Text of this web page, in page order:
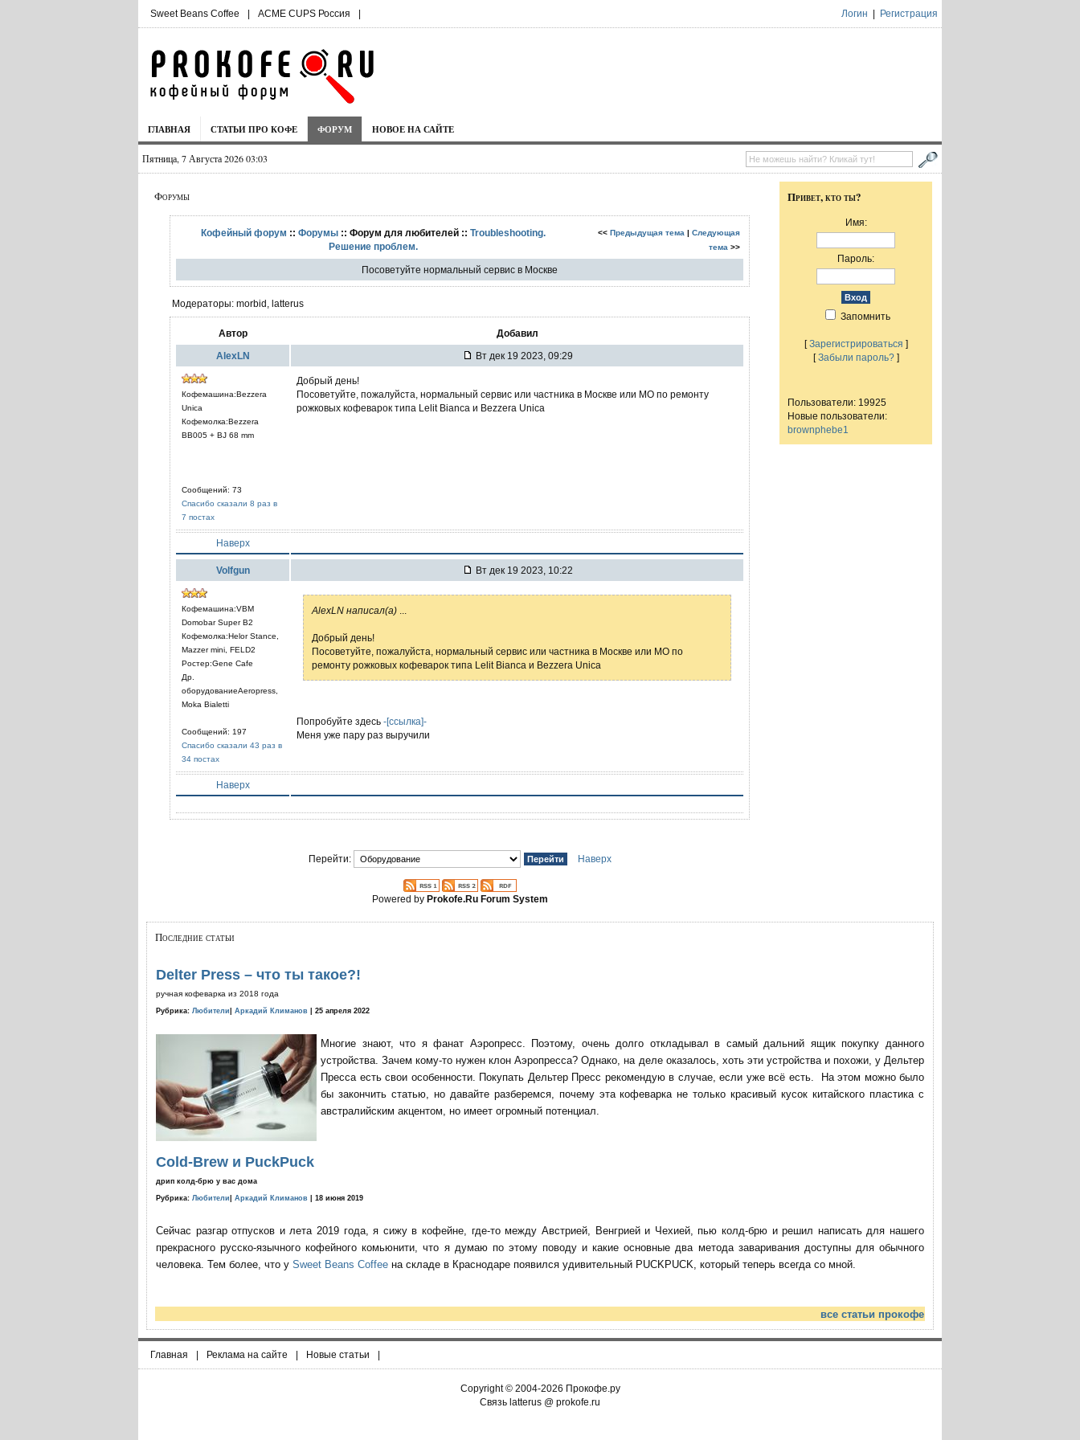
Sweet Beans Coffee | ACME CUPS Россия | Логин Регистрация
ГЛАВНАЯ СТАТЬИ ПРО КОФЕ ФОРУМ НОВОЕ НА САЙТЕ
Пятница, 7 Августа 2026 03:03
Форумы
Кофейный форум :: Форумы:: Форум для любителей :: Troubleshooting.
Решение проблем.
<< Предыдущая тема | Следующая
тема >>
Посоветуйте нормальный сервис в Москве
Модераторы: morbid, latterus
Автор Добавил
AlexLN Вт дек 19 2023, 09:29
Кофемашина:Bezzera
Unica
Кофемолка:Bezzera
BB005 + BJ 68 mm
Сообщений: 73
Спасибо сказали 8 раз в
7 постах
Добрый день!
Посоветуйте, пожалуйста, нормальный сервис или частника в Москве или МО по ремонту
рожковых кофеварок типа Lelit Bianca и Bezzera Unica
Наверх
Volfgun Вт дек 19 2023, 10:22
Кофемашина:VBM
Domobar Super B2
Кофемолка:Helor Stance,
Mazzer mini, FELD2
Ростер:Gene Cafe
Др.
оборудованиеAeropress,
Moka Bialetti
Сообщений: 197
Спасибо сказали 43 раз в
34 постах
AlexLN написал(а)
Добрый день!
Посоветуйте, пожалуйста, нормальный сервис или частника в Москве или МО по
ремонту рожковых кофеварок типа Lelit Bianca и Bezzera Unica
Попробуйте здесь -[ссылка]-
Меня уже пару раз выручили
Наверх
Перейти: Наверх
Powered by Prokofe.Ru Forum System
Привет, кто ты?
Имя:
Пароль:
Запомнить
[Зарегистрироваться ]
[Забыли пароль?]
Пользователи: 19925
Новые пользователи:
brownphebe1
Последние статьи
Delter Press – что ты такое?!
ручная кофеварка из 2018 года
Рубрика: Любители Аркадий Климанов | 25 апреля 2022
Многие знают, что я фанат Аэропресс. Поэтому, очень долго откладывал в самый дальний ящик покупку данного
устройства. Зачем кому-то нужен клон Аэропресса? Однако, на деле оказалось, хоть эти устройства и похожи, у Дельтер
Пресса есть свои особенности. Покупать Дельтер Пресс рекомендую в случае, если уже всё есть. На этом можно было
бы закончить статью, но давайте разберемся, почему эта кофеварка не только красивый кусок китайского пластика с
австралийским акцентом, но имеет огромный потенциал.
Cold-Brew и PuckPuck
дрип колд-брю у вас дома
Рубрика: Любители Аркадий Климанов | 18 июня 2019
Сейчас разгар отпусков и лета 2019 года, я сижу в кофейне, где-то между Австрией, Венгрией и Чехией, пью колд-брю и решил написать для нашего
прекрасного русско-язычного кофейного комьюнити, что я думаю по этому поводу и какие основные два метода заваривания доступны для обычного
человека. Тем более, что у Sweet Beans Coffee на складе в Краснодаре появился удивительный PUCKPUCK, который теперь всегда со мной.
все статьи прокофе
Главная | Реклама на сайте | Новые статьи |
Copyright © 2004-2026 Прокофе.ру
Связь latterus @ prokofe.ru